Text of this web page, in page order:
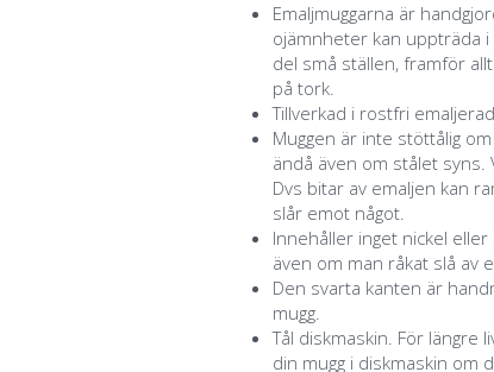
Emaljmuggarna är
ojämnheter kan uppträda
del små ställen, framför
på tork.
Tillverkad i rostfri
Muggen är inte stöttålig
ändå även om stålet syns.
Dvs bitar av emaljen kan
slår emot något.
Innehåller inget nickel
även om man råkat slå av
Den svarta kanten är
mugg.
Tål diskmaskin. För längre
din mugg i diskmaskin om